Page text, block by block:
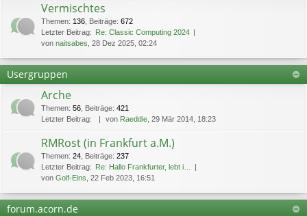
Vermischtes
Themen: 136 Beiträge: 672
Letzter Beitrag: Re: Classic Computing 2024
von naitsabes , 28 Dez 2025, 02:24
Usergruppen
Arche
Themen: 56 Beiträge: 421
Letzter Beitrag:
von Raeddie , 29 Mär 2014, 18:23
RMRost (in Frankfurt a.M.)
Themen: 24 Beiträge: 237
Letzter Beitrag: Re: Hallo Frankfurter, lebt i…
von Golf-Eins , 22 Feb 2023, 16:51
forum.acorn.de